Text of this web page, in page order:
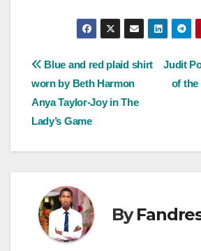
Post
navigation
Judit
of the
Blue and red plaid shirt
worn by Beth Harmon
Anya Taylor-Joy in The
Lady’s Game
By